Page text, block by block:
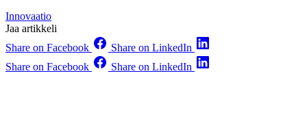
Innovaatio
Jaa artikkeli
Share on Facebook
Share on LinkedIn
Share on Facebook
Share on LinkedIn